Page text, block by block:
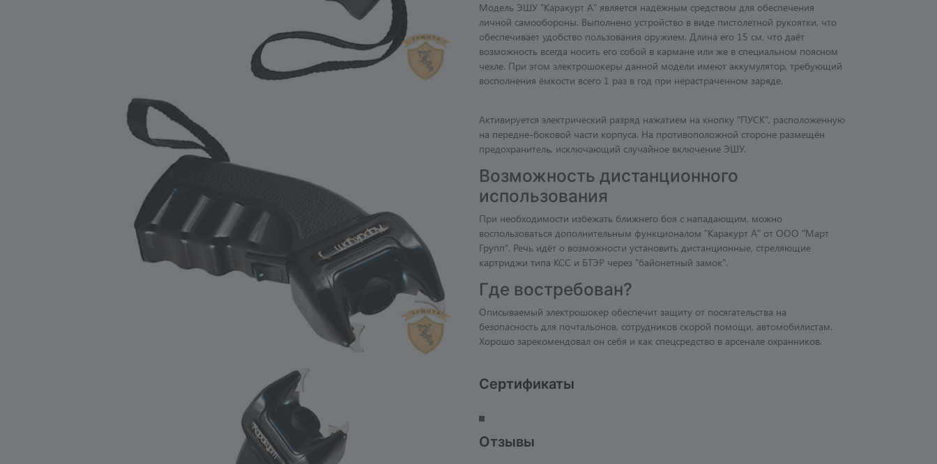
Модель ЭШУ "Каракурт А" является надёжным средством для обеспечения
личной самообороны. Выполнено устройство в виде пистолетной рукоятки, что
обеспечивает удобство пользования оружием. Длина его 15 см, что даёт
возможность всегда носить его собой в кармане или же в специальном поясном
чехле. При этом электрошокеры данной модели имеют аккумулятор, требующий
восполнения ёмкости всего 1 раз в год при нерастраченном заряде.
Активируется электрический разряд нажатием на кнопку "ПУСК", расположенную
на передне-боковой части корпуса. На противоположной стороне размещён
предохранитель, исключающий случайное включение ЭШУ.
Возможность дистанционного
использования
При необходимости избежать ближнего боя с нападающим, можно
воспользоваться дополнительным функционалом "Каракурт А" от ООО "Март
Групп". Речь идёт о возможности установить дистанционные, стреляющие
картриджи типа КСС и БТЭР через "байонетный замок".
Где востребован?
Описываемый электрошокер обеспечит защиту от посягательства на
безопасность для почтальонов, сотрудников скорой помощи, автомобилистам.
Хорошо зарекомендовал он себя и как спецсредство в арсенале охранников.
Сертификаты
Отзывы